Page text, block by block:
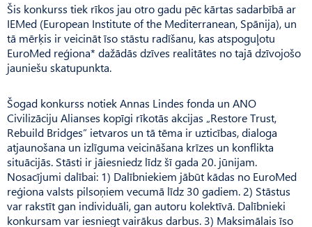
Šis konkurss tiek rīkos jau otro gadu pēc kārtas sadarbībā ar
IEMed (European Institute of the Mediterranean, Spānija), un
tā mērķis ir veicināt īso stāstu radīšanu, kas atspoguļotu
EuroMed reģiona* dažādās dzīves realitātes no tajā dzīvojošo
jauniešu skatupunkta.
Šogad konkurss notiek Annas Lindes fonda un ANO
Civilizāciju Alianses kopīgi rīkotās akcijas „Restore Trust,
Rebuild Bridges” ietvaros un tā tēma ir uzticības, dialoga
atjaunošana un izlīguma veicināšana krīzes un konflikta
situācijās. Stāsti ir jāiesniedz līdz šī gada 20. jūnijam.
Nosacījumi dalībai: 1) Dalībniekiem jābūt kādas no EuroMed
reģiona valsts pilsoņiem vecumā līdz 30 gadiem. 2) Stāstus
var rakstīt gan individuāli, gan autoru kolektīvā. Dalībnieki
konkursam var iesniegt vairākus darbus. 3) Maksimālais īso